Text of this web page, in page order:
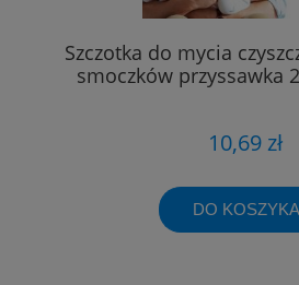
Szczotka do mycia
smoczków przyssawka
10,69 zł
DO KOSZYKA